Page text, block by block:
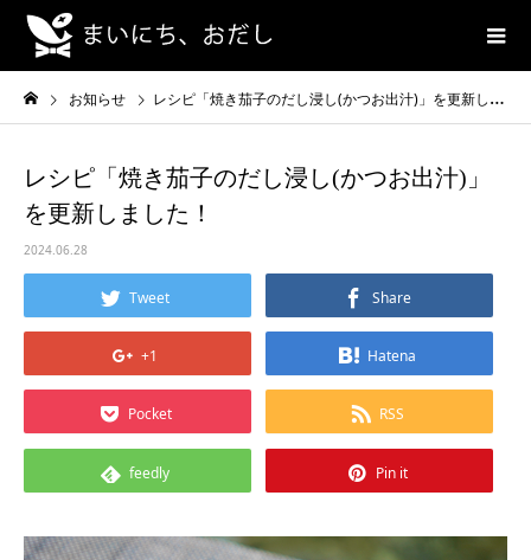
お知らせ レシピ「焼き茄子のだし浸し(かつお出汁)」を更新しました！
レシピ「焼き茄子のだし浸し(かつお出汁)」
を更新しました！
2024.06.28
Tweet Share
+1 Hatena
Pocket RSS
feedly Pin it